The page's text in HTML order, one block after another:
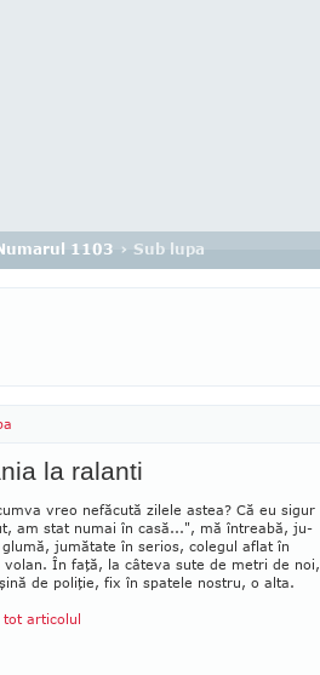
1103 › Sub lupa
la ralanti
vreo nefăcută zilele astea? Că eu sigur
am stat numai în casă...", mă întreabă, ju­
jumătate în serios, colegul aflat în
volan. În faţă, la câteva sute de metri de noi,
de poliţie, fix în spatele nostru, o alta.
tot articolul